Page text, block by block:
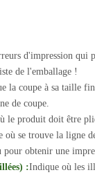
d'impression
de l'emballage !
la coupe à sa taille
de coupe.
le produit doit être
où se trouve la ligne
obtenir une
:Indique où les